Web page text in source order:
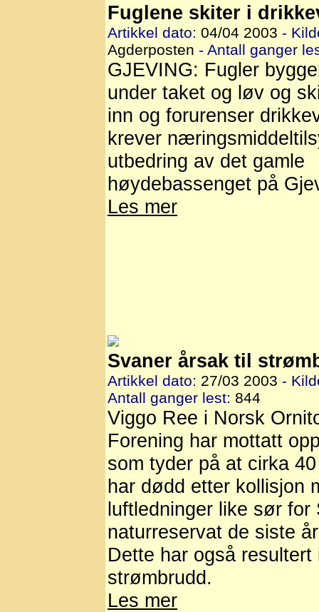
Fuglene skiter i
Artikkel dato: 04/04 2003 -
Agderposten - Antall ganger
GJEVING: Fugler
under taket og løv og
inn og forurenser
krever
utbedring av det gamle
høydebassenget på
Les mer
Svaner årsak til
Artikkel dato: 27/03 2003 -
Antall ganger lest: 844
Viggo Ree i Norsk
Forening har mottatt
som tyder på at cirka
har dødd etter kollisjon
luftledninger like sør for
naturreservat de siste
Dette har også resultert
strømbrudd.
Les mer